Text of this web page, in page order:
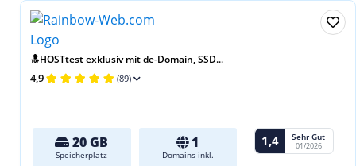
🔝HOSTtest exklusiv mit de-Domain, SSD...
4,9 (89)
20 GB
Speicherplatz
1
Domains inkl.
1,4 Sehr Gut
01/2026